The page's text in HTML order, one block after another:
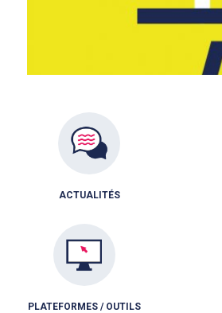
ACTUALITÉS
PLATEFORMES / OUTILS